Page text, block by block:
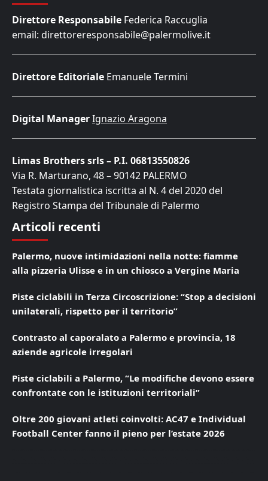
Direttore Responsabile Federica Raccuglia
email: direttoreresponsabile@palermolive.it
Direttore Editoriale Emanuele Termini
Digital ManagerIgnazio Aragona
Limas Brothers srls – P.I. 06813550826
Via R. Marturano, 48 – 90142 PALERMO
Testata giornalistica iscritta al N. 4 del 2020 del
Registro Stampa del Tribunale di Palermo
Articoli recenti
Palermo, nuove intimidazioni nella notte: fiamme
alla pizzeria Ulisse e in un chiosco a Vergine Maria
Piste ciclabili in Terza Circoscrizione: “Stop a decisioni
unilaterali, rispetto per il territorio”
Contrasto al caporalato a Palermo e provincia, 18
aziende agricole irregolari
Piste ciclabili a Palermo, “Le modifiche devono essere
confrontate con le istituzioni territoriali”
Oltre 200 giovani atleti coinvolti: AC47 e Individual
Football Center fanno il pieno per l’estate 2026